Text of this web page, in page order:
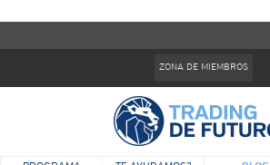
ZONA DE MIEMBROS